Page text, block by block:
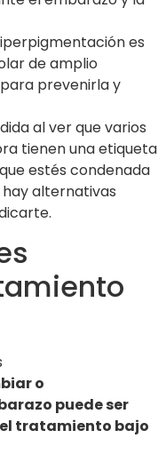
es
de amplio
prevenirla y
al ver que varios
tienen una etiqueta
estés condenada
hay alternativas
o
puede ser
tratamiento bajo